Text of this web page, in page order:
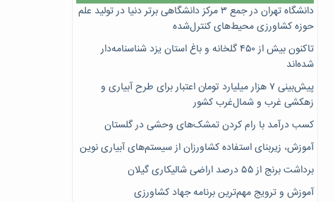
دانشگاه تهران در جمع ۳ مرکز دانشگاهی برتر دنیا در تولید علم
حوزه کشاورزی محیط‌های کنترل‌شده
تاکنون بیش از ۴۵۰ گلخانه و باغ استان یزد شناسنامه‌دار
شده‌اند
پیش‌بینی ۷‌ هزار میلیارد تومان اعتبار برای طرح آبیاری و
زهکشی غرب و شمال‌غرب کشور
کسب درآمد با رام کردن تمشک‌های وحشی در گلستان
آموزش، زیربنای استفاده کشاورزان از سیستم‌های آبیاری نوین
برداشت برنج از ۵۵ درصد اراضی شالیکاری گیلان
آموزش و ترویج مهم‌ترین برنامه جهاد کشاورزی